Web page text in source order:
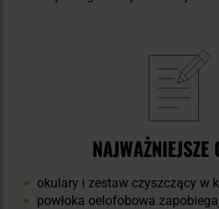
NAJWAŻNIEJSZE
okulary i zestaw czyszczący w
powłoka oelofobowa